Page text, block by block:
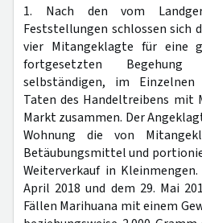
1. Nach den vom
Feststellungen schlossen sich
vier Mitangeklagte für eine
fortgesetzten
selbständigen, im Einzelnen
Taten des Handeltreibens mit
Markt zusammen. Der
Wohnung die von
Betäubungsmittel und
Weiterverkauf in
April 2018 und dem 29. Mai
Fällen Marihuana mit einem